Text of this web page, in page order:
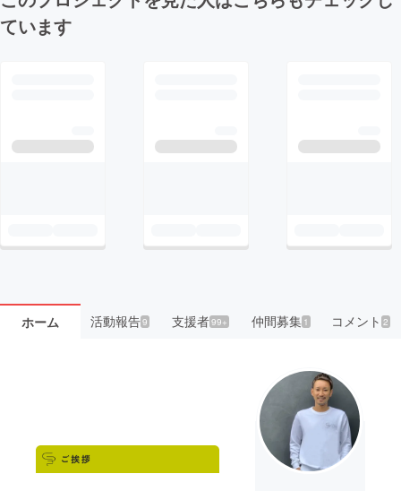
ています
ホーム 活動報告9 支援者99+ 仲間募集 1 コメント 2